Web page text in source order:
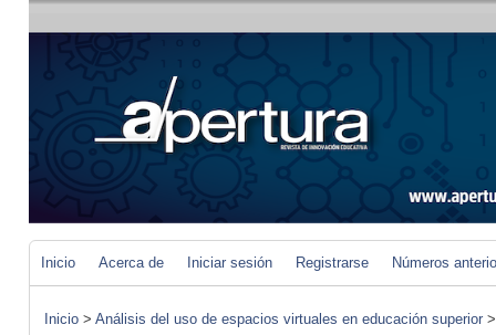
Inicio Acerca de Iniciar sesión Registrarse Números
Inicio > Análisis del uso de espacios virtuales en educación superior